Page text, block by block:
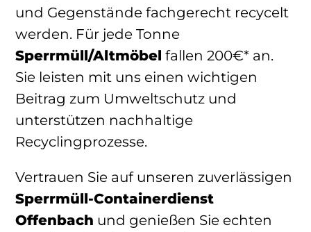
und Gegenstände fachgerecht recycelt
werden. Für jede Tonne
Sperrmüll/Altmöbel fallen 200€* an.
Sie leisten mit uns einen wichtigen
Beitrag zum Umweltschutz und
unterstützen nachhaltige
Recyclingprozesse.
Vertrauen Sie auf unseren zuverlässigen
Sperrmüll-Containerdienst
Offenbach und genießen Sie echten